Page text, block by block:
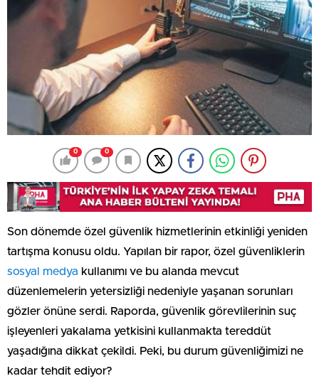
0 0
Son dönemde özel güvenlik hizmetlerinin etkinliği yeniden
tartışma konusu oldu. Yapılan bir rapor, özel güvenliklerin
sosyal medya kullanımı ve bu alanda mevcut
düzenlemelerin yetersizliği nedeniyle yaşanan sorunları
gözler önüne serdi. Raporda, güvenlik görevlilerinin suç
işleyenleri yakalama yetkisini kullanmakta tereddüt
yaşadığına dikkat çekildi. Peki, bu durum güvenliğimizi ne
kadar tehdit ediyor?